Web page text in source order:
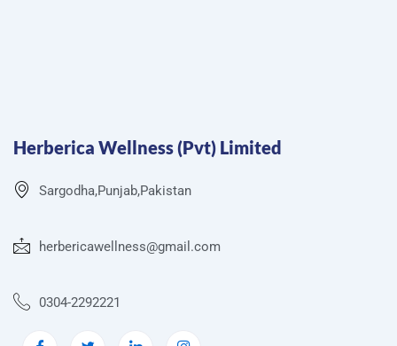
Herberica Wellness (Pvt) Limited
Sargodha,Punjab,Pakistan
herbericawellness@gmail.com
0304-2292221